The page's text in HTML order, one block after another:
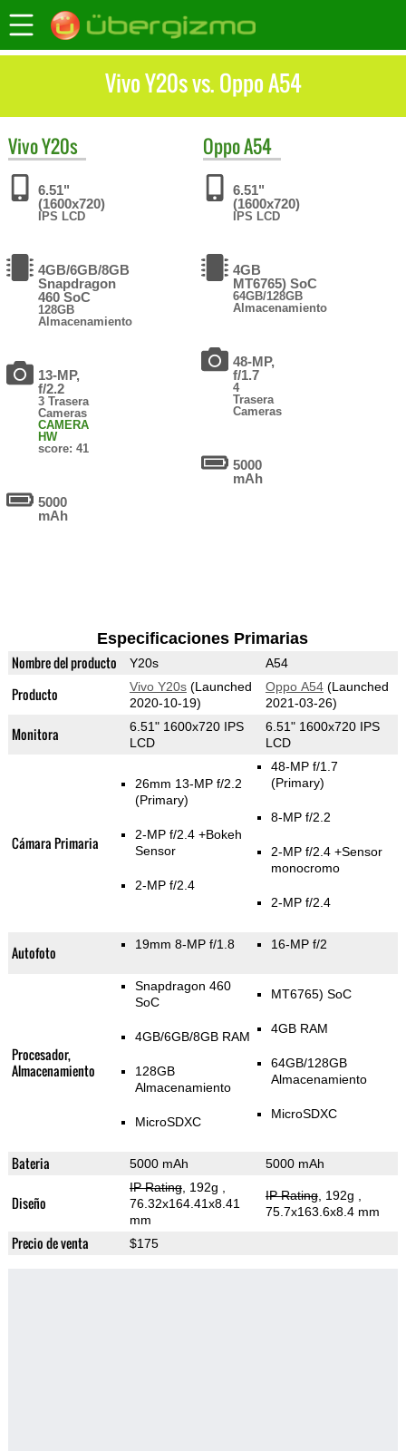
Vivo Y20s vs. Oppo A54
VivoY20s
6.51"
(1600x720)
IPS LCD
4GB/6GB/8GB
Snapdragon
460 SoC
128GB
Almacenamiento
13-MP,
f/2.2
3 Trasera
Cameras
CAMERA
HW
score: 41
5000
mAh
OppoA54
6.51"
(1600x720)
IPS LCD
4GB
MT6765) SoC
64GB/128GB
Almacenamiento
48-MP,
f/1.7
4
Trasera
Cameras
5000
mAh
Especificaciones Primarias
Nombre del producto Y20s A54
Producto Vivo Y20s(Launched
2020-10-19)
Oppo A54(Launched
2021-03-26)
Monitora
6.51" 1600x720 IPS
LCD
6.51" 1600x720 IPS
LCD
Cámara Primaria
26mm 13-MP f/2.2
(Primary)
2-MP f/2.4 +Bokeh
Sensor
2-MP f/2.4
48-MP f/1.7
(Primary)
8-MP f/2.2
2-MP f/2.4 +Sensor
monocromo
2-MP f/2.4
Autofoto 19mm 8-MP f/1.8 16-MP f/2
Procesador,
Almacenamiento
Snapdragon 460
SoC
4GB/6GB/8GB RAM
128GB
Almacenamiento
MicroSDXC
MT6765) SoC
4GB RAM
64GB/128GB
Almacenamiento
MicroSDXC
Bateria 5000 mAh 5000 mAh
Diseño
IP Rating, 192g
76.32x164.41x8.41
mm
IP Rating, 192g
75.7x163.6x8.4 mm
Precio de venta $175